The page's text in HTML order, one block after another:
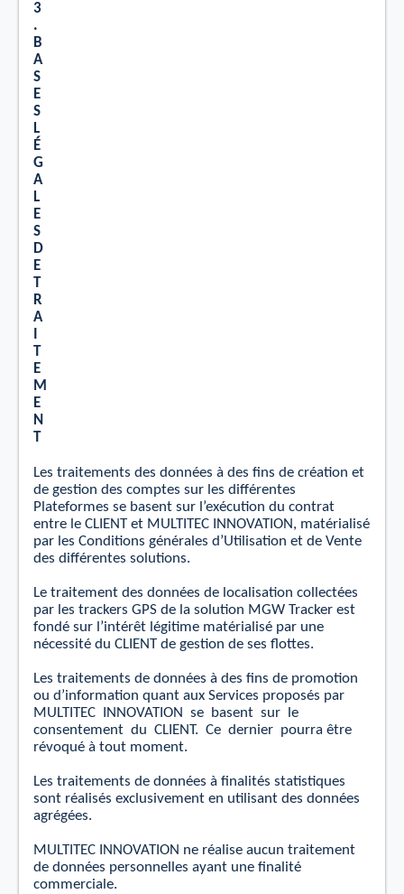
3
.
B
A
S
E
S
L
É
G
A
L
E
S
D
E
T
R
A
I
T
E
M
E
N
T
Les traitements des données à des ﬁns de création et
de gestion des comptes sur les diﬀérentes
Plateformes se basent sur l’exécution du contrat
entre le CLIENT et MULTITEC INNOVATION, matérialisé
par les Conditions générales d’Utilisation et de Vente
des diﬀérentes solutions.
Le traitement des données de localisation collectées
par les trackers GPS de la solution MGW Tracker est
fondé sur l’intérêt légitime matérialisé par une
nécessité du CLIENT de gestion de ses ﬂottes.
Les traitements de données à des ﬁns de promotion
ou d’information quant aux Services proposés par
MULTITEC
INNOVATION se basent sur
le
consentement du CLIENT. Ce dernier pourra être
révoqué à tout moment.
Les traitements de données à ﬁnalités statistiques
sont réalisés exclusivement en utilisant des données
agrégées.
MULTITEC INNOVATION ne réalise aucun traitement
de données personnelles ayant une ﬁnalité
commerciale.